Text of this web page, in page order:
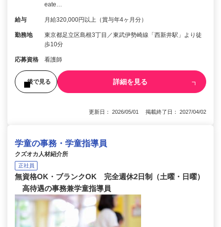
eate…
給与 月給320,000円以上（賞与年4ヶ月分）
勤務地
東京都足立区島根3丁目／東武伊勢崎線「西新井駅」より徒
歩10分
応募資格 看護師
後で見る 詳細を見る
更新日： 2026/05/01 掲載終了日： 2027/04/02
学童の事務・学童指導員
クズオカ人材紹介所
正社員
無資格OK・ブランクOK 完全週休2日制（土曜・日曜）
高待遇の事務兼学童指導員